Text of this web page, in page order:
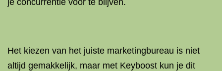
je concurrentie voor te blijven.
Het kiezen van het juiste marketingbureau is niet
altijd gemakkelijk, maar met Keyboost kun je dit